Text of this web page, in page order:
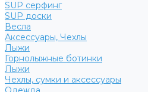
SUP серфинг
SUP доски
Весла
Аксессуары, Чехлы
Лыжи
Горнолыжные ботинки
Лыжи
Чехлы, сумки и аксессуары